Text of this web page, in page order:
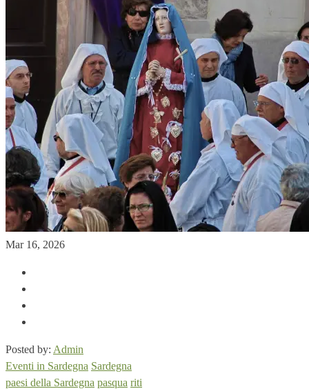
Mar 16, 2026
Posted by: Admin
Eventi in Sardegna Sardegna
paesi della Sardegna pasqua riti